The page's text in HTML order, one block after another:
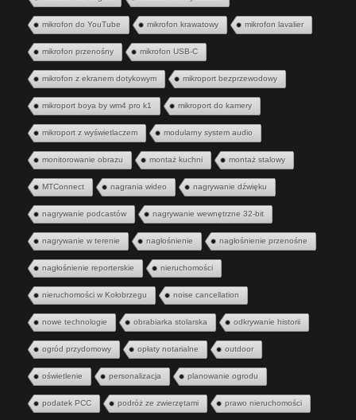
mikrofon do YouTube mikrofon krawatowy mikrofon lavalier
mikrofon przenośny mikrofon USB-C
mikrofon z ekranem dotykowym mikroport bezprzewodowy
mikroport boya by wm4 pro k1 mikroport do kamery
mikroport z wyświetlaczem modularny system audio
monitorowanie obrazu montaż kuchni montaż stalowy
MTConnect nagrania wideo nagrywanie dźwięku
nagrywanie podcastów nagrywanie wewnętrzne 32-bit
nagrywanie w terenie nagłośnienie nagłośnienie przenośne
nagłośnienie reporterskie nieruchomości
nieruchomości w Kołobrzegu noise cancellation
nowe technologie obrabiarka stolarska odkrywanie historii
ogród przydomowy opłaty notarialne outdoor
oświetlenie personalizacja planowanie ogrodu
podatek PCC podróż ze zwierzętami prawo nieruchomości